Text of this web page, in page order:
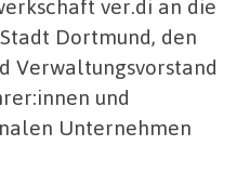
ver.di an die
Dortmund, den
Verwaltungsvorstand
und
Unternehmen